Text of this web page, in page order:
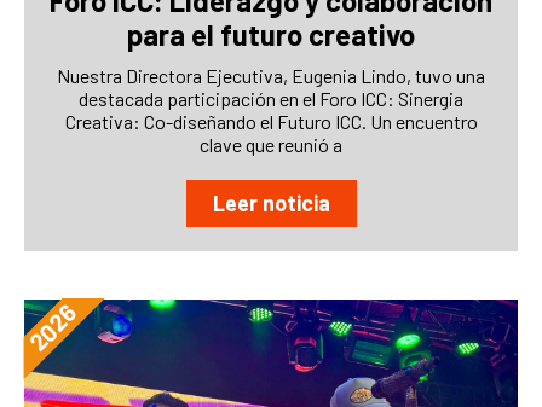
para el futuro creativo
Nuestra Directora Ejecutiva, Eugenia Lindo, tuvo una
destacada participación en el Foro ICC: Sinergia
Creativa: Co-diseñando el Futuro ICC. Un encuentro
clave que reunió a
Leer noticia